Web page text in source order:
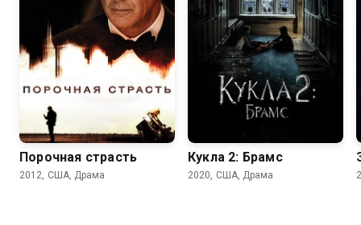
6.7
Порочная страсть
2012, США, Драма
4.7
Кукла 2: Брамс
2020, США, Драма